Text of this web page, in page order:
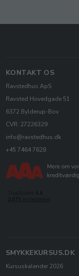
KONTAKT OS
Ravstedhus ApS
Ravsted Hovedgade 51
6372 Bylderup-Bov
CVR: 27226329
info@ravstedhus.dk
+45 7464 7628
SMYKKEKURSUS.DK
Kursuskalender 2026